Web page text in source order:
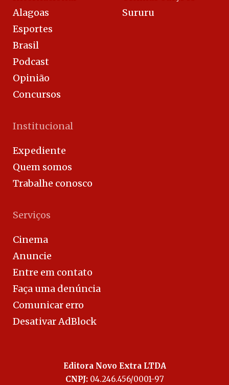
Alagoas
Esportes
Brasil
Podcast
Opinião
Concursos
Sururu
Institucional
Expediente
Quem somos
Trabalhe conosco
Serviços
Cinema
Anuncie
Entre em contato
Faça uma denúncia
Comunicar erro
Desativar AdBlock
Editora Novo Extra LTDA
CNPJ:04.246.456/0001-97